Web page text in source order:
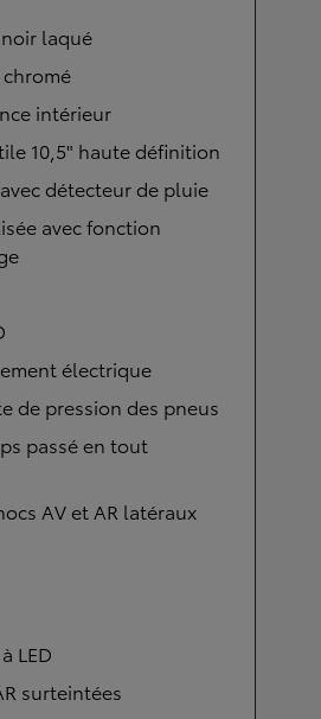
laqué
intérieur
10,5" haute définition
détecteur de pluie
avec fonction
électrique
de pression des pneus
passé en tout
AV et AR latéraux
LED
surteintées